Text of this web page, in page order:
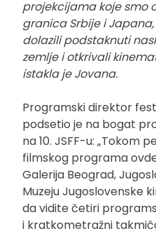
projekcijama koje smo
granica Srbije i
dolazili podstaknuti
zemlje i otkrivali
istakla je Jovana.
Programski direktor
podsetio je na bogat
na 10. JSFF-u: „Tokom
filmskog programa
Galerija Beograd,
Muzeju Jugoslovenske
da vidite četiri
i kratkometražni